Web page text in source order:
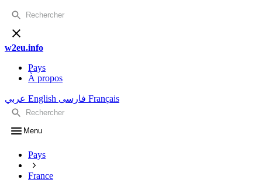
w2eu.info
Pays
À propos
عربي English فارسی Français
Menu
Pays
France